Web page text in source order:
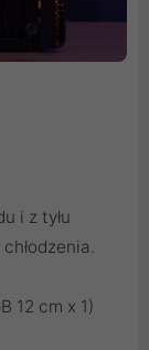
i z tyłu
12 cm x 1)